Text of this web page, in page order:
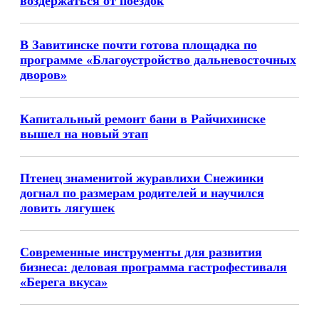
В Завитинске почти готова площадка по
программе «Благоустройство дальневосточных
дворов»
Капитальный ремонт бани в Райчихинске
вышел на новый этап
Птенец знаменитой журавлихи Снежинки
догнал по размерам родителей и научился
ловить лягушек
Современные инструменты для развития
бизнеса: деловая программа гастрофестиваля
«Берега вкуса»